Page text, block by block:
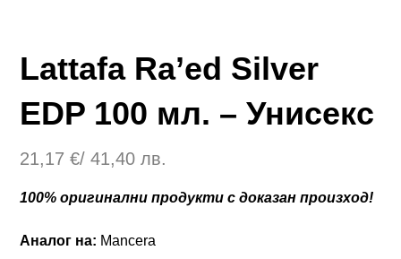
Lattafa Ra’ed Silver
EDP 100 мл. – Унисекс
21,17€/ 41,40 лв.
100% оригинални продукти с доказан произход!
Аналог на: Mancera